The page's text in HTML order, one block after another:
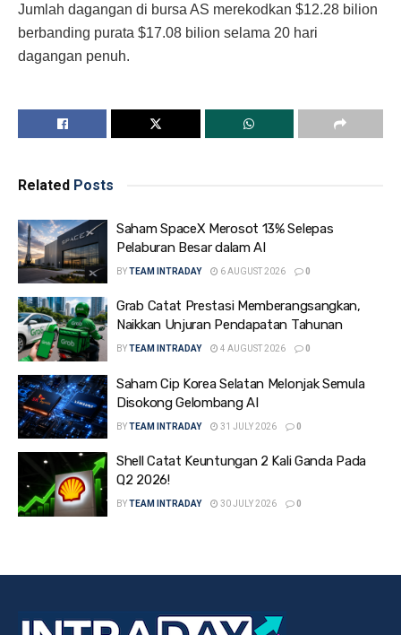
Jumlah dagangan di bursa AS merekodkan $12.28 bilion
berbanding purata $17.08 bilion selama 20 hari
dagangan penuh.
Related Posts
Saham SpaceX Merosot 13% Selepas
Pelaburan Besar dalam AI
BYTEAM INTRADAY 6 AUGUST 2026 0
Grab Catat Prestasi Memberangsangkan,
Naikkan Unjuran Pendapatan Tahunan
BYTEAM INTRADAY 4 AUGUST 2026 0
Saham Cip Korea Selatan Melonjak Semula
Disokong Gelombang AI
BYTEAM INTRADAY 31 JULY 2026 0
Shell Catat Keuntungan 2 Kali Ganda Pada
Q2 2026!
BYTEAM INTRADAY 30 JULY 2026 0